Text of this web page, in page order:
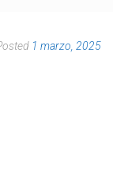
1 marzo, 2025